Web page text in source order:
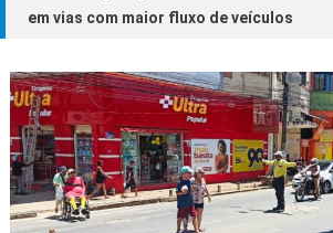
em vias com maior fluxo de veículos